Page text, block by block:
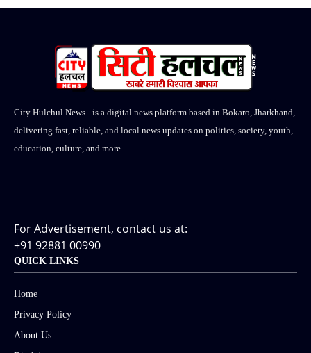
City Hulchul News - is a digital news platform based in Bokaro, Jharkhand,
delivering fast, reliable, and local news updates on politics, society, youth,
education, culture, and more.
For Advertisement, contact us at:
+91 92881 00990
QUICK LINKS
Home
Privacy Policy
About Us